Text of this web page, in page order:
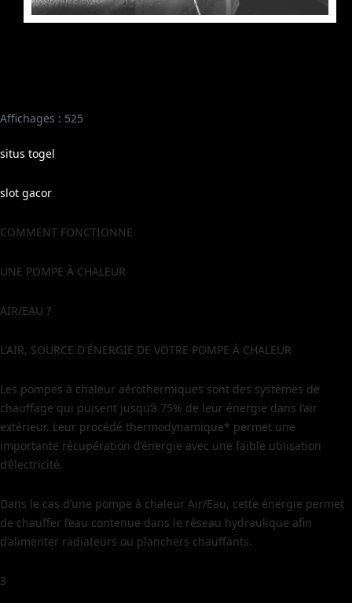
Affichages : 525
situs togel
slot gacor
COMMENT FONCTIONNE
UNE POMPE À CHALEUR
AIR/EAU ?
L'AIR, SOURCE D'ÉNERGIE DE VOTRE POMPE À CHALEUR
Les pompes à chaleur aérothermiques sont des systèmes de
chauffage qui puisent jusqu’à 75% de leur énergie dans l’air
extérieur. Leur procédé thermodynamique* permet une
importante récupération d’énergie avec une faible utilisation
d’électricité.
Dans le cas d’une pompe à chaleur Air/Eau, cette énergie permet
de chauffer l’eau contenue dans le réseau hydraulique afin
d’alimenter radiateurs ou planchers chauffants.
3